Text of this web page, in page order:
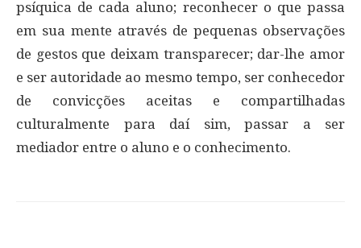
psíquica de cada aluno; reconhecer o que passa
em sua mente através de pequenas observações
de gestos que deixam transparecer; dar-lhe amor
e ser autoridade ao mesmo tempo, ser conhecedor
de convicções aceitas e compartilhadas
culturalmente para daí sim, passar a ser
mediador entre o aluno e o conhecimento.